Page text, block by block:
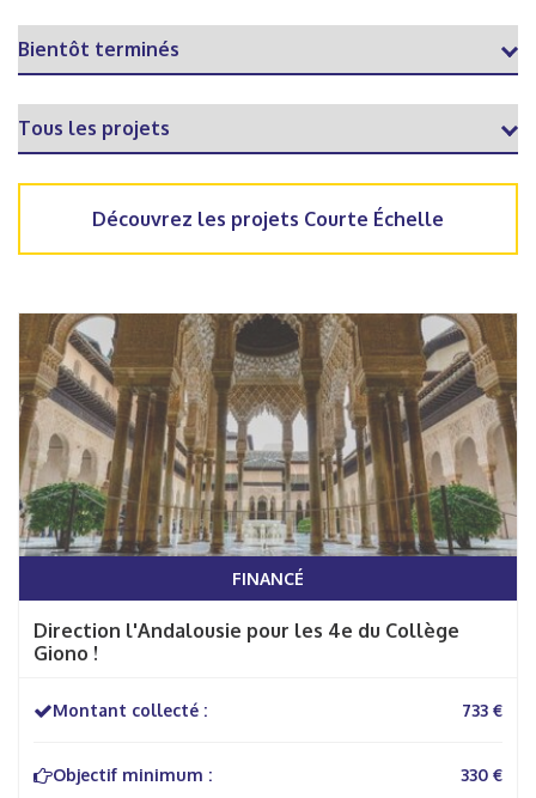
Découvrez les projets Courte Échelle
FINANCÉ
Direction l'Andalousie pour les 4e du Collège
Giono !
Montant collecté : 733 €
Objectif minimum :
330 €